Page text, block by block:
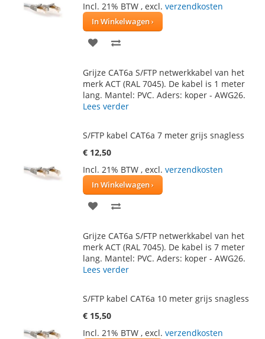
Incl. 21% BTW , excl. verzendkosten
In Winkelwagen
VOEG
AAN
VERLANGLIJST
TE
VERGELIJKEN
Grijze CAT6a S/FTP netwerkkabel van het
merk ACT (RAL 7045). De kabel is 1 meter
lang. Mantel: PVC. Aders: koper - AWG26.
Lees verder
S/FTP kabel CAT6a 7 meter grijs snagless
€ 12,50
Incl. 21% BTW , excl. verzendkosten
In Winkelwagen
VOEG
AAN
VERLANGLIJST
TE
VERGELIJKEN
Grijze CAT6a S/FTP netwerkkabel van het
merk ACT (RAL 7045). De kabel is 7 meter
lang. Mantel: PVC. Aders: koper - AWG26.
Lees verder
S/FTP kabel CAT6a 10 meter grijs snagless
€ 15,50
Incl. 21% BTW , excl. verzendkosten